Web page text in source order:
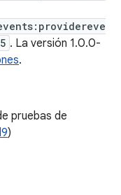
. La versión 1.0.0-
.
pruebas de
)